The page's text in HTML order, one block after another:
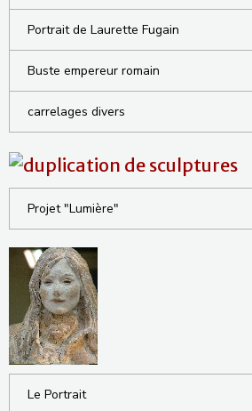
Portrait de Laurette Fugain
Buste empereur romain
carrelages divers
Projet "Lumière"
Le Portrait